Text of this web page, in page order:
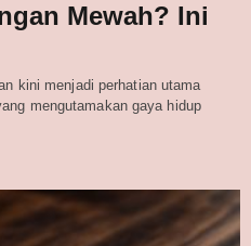
Mewah? Ini
kini menjadi perhatian utama
mengutamakan gaya hidup